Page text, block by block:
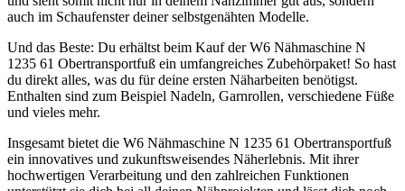
auch im Schaufenster deiner selbstgenähten Modelle.
Und das Beste: Du erhältst beim Kauf der W6 Nähmaschine N
1235 61 Obertransportfuß ein umfangreiches Zubehörpaket! So hast
du direkt alles, was du für deine ersten Näharbeiten benötigst.
Enthalten sind zum Beispiel Nadeln, Garnrollen, verschiedene Füße
und vieles mehr.
Insgesamt bietet die W6 Nähmaschine N 1235 61 Obertransportfuß
ein innovatives und zukunftsweisendes Näherlebnis. Mit ihrer
hochwertigen Verarbeitung und den zahlreichen Funktionen